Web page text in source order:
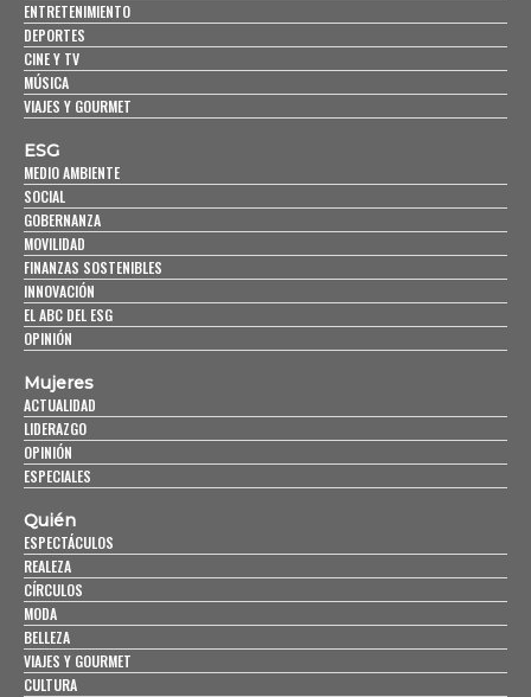
ENTRETENIMIENTO
DEPORTES
CINE Y TV
MÚSICA
VIAJES Y GOURMET
ESG
MEDIO AMBIENTE
SOCIAL
GOBERNANZA
MOVILIDAD
FINANZAS SOSTENIBLES
INNOVACIÓN
EL ABC DEL ESG
OPINIÓN
Mujeres
ACTUALIDAD
LIDERAZGO
OPINIÓN
ESPECIALES
Quién
ESPECTÁCULOS
REALEZA
CÍRCULOS
MODA
BELLEZA
VIAJES Y GOURMET
CULTURA